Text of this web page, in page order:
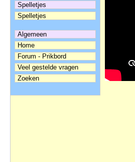
Spelletjes
Spelletjes
Algemeen
Home
Forum - Prikbord
Veel gestelde vragen
Zoeken